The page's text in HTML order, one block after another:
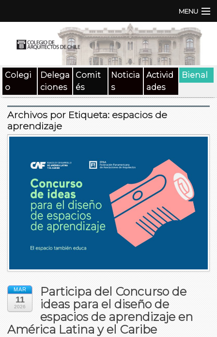
MENU
Documentos
SAT
Contacto
Buscar:
Colegi
o
Delega
ciones
Comit
és
Noticia
s
Activid
ades
Bienal
Archivos por Etiqueta: espacios de
aprendizaje
MAR
11
2026
Participa del Concurso de
ideas para el diseño de
espacios de aprendizaje en
América Latina y el Caribe